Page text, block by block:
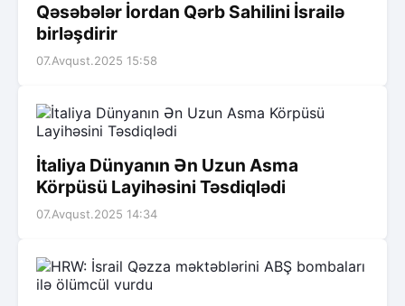
Qəsəbələr İordan Qərb Sahilini İsrailə
birləşdirir
07.Avqust.2025 15:58
İtaliya Dünyanın Ən Uzun Asma
Körpüsü Layihəsini Təsdiqlədi
07.Avqust.2025 14:34